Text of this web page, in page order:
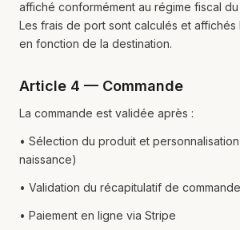
affiché conformément au régime fiscal
Les frais de port sont calculés et affichés
en fonction de la destination.
Article 4 — Commande
La commande est validée après :
• Sélection du produit et
naissance)
• Validation du récapitulatif de commande
• Paiement en ligne via Stripe